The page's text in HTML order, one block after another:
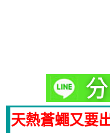
天熱蒼蠅又要